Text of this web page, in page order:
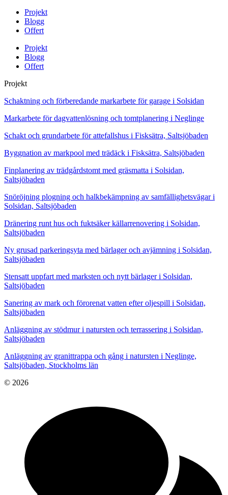
Projekt
Blogg
Offert
Projekt
Blogg
Offert
Projekt
Schaktning och förberedande markarbete för garage i Solsidan
Markarbete för dagvattenlösning och tomtplanering i Neglinge
Schakt och grundarbete för attefallshus i Fisksätra, Saltsjöbaden
Byggnation av markpool med trädäck i Fisksätra, Saltsjöbaden
Finplanering av trädgårdstomt med gräsmatta i Solsidan,
Saltsjöbaden
Snöröjning plogning och halkbekämpning av samfällighetsvägar i
Solsidan, Saltsjöbaden
Dränering runt hus och fuktsäker källarrenovering i Solsidan,
Saltsjöbaden
Ny grusad parkeringsyta med bärlager och avjämning i Solsidan,
Saltsjöbaden
Stensatt uppfart med marksten och nytt bärlager i Solsidan,
Saltsjöbaden
Sanering av mark och förorenat vatten efter oljespill i Solsidan,
Saltsjöbaden
Anläggning av stödmur i natursten och terrassering i Solsidan,
Saltsjöbaden
Anläggning av granittrappa och gång i natursten i Neglinge,
Saltsjöbaden, Stockholms län
© 2026